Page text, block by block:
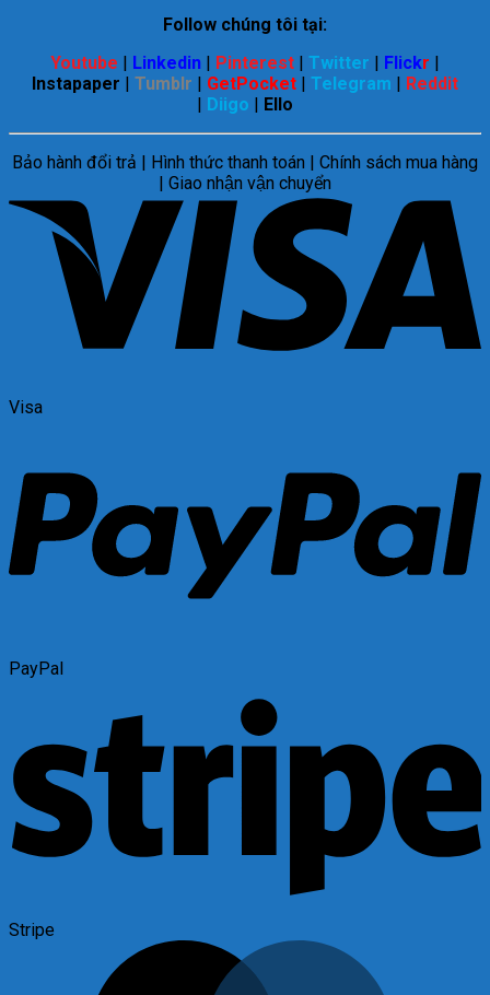
Follow chúng tôi tại:
Youtube
Linkedin Pinterest Twitter Flickr
Instapaper
Tumblr GetPocket Telegram
Reddit
Diigo Ello
Bảo hành đổi trả | Hình thức thanh toán | Chính sách mua hàng
| Giao nhận vận chuyển
Visa
PayPal
Stripe